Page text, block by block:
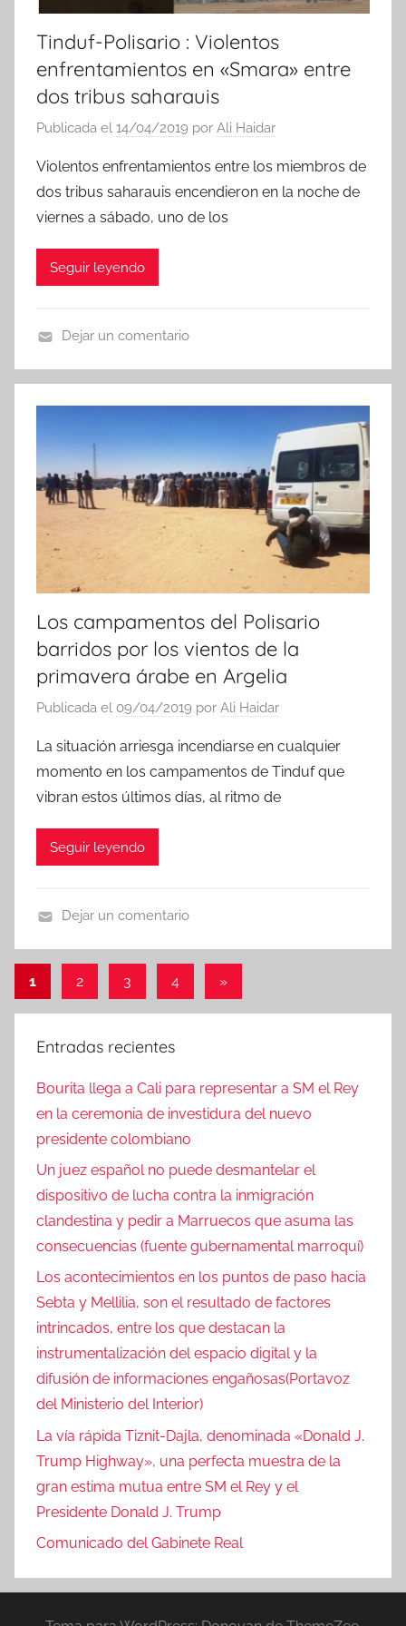
Tinduf-Polisario : Violentos
enfrentamientos en «Smara» entre
dos tribus saharauis
Publicada el 14/04/2019 por Ali Haidar
Violentos enfrentamientos entre los miembros de
dos tribus saharauis encendieron en la noche de
viernes a sábado, uno de los
Seguir leyendo
o
t
c
i
Dejar un comentario
Los campamentos del Polisario
barridos por los vientos de la
primavera árabe en Argelia
Publicada el 09/04/2019 por Ali Haidar
La situación arriesga incendiarse en cualquier
momento en los campamentos de Tinduf que
vibran estos últimos días, al ritmo de
Seguir leyendo
o
i
i
a
Dejar un comentario
Paginación
de
entradas
1 2 3 4
Entradas
»
Entradas recientes
Bourita llega a Cali para representar a SM el Rey
en la ceremonia de investidura del nuevo
presidente colombiano
Un juez español no puede desmantelar el
dispositivo de lucha contra la inmigración
clandestina y pedir a Marruecos que asuma las
consecuencias (fuente gubernamental marroquí)
Los acontecimientos en los puntos de paso hacia
Sebta y Mellilia, son el resultado de factores
intrincados, entre los que destacan la
instrumentalización del espacio digital y la
difusión de informaciones engañosas(Portavoz
del Ministerio del Interior)
La vía rápida Tiznit-Dajla, denominada «Donald J.
Trump Highway», una perfecta muestra de la
gran estima mutua entre SM el Rey y el
Presidente Donald J. Trump
Comunicado del Gabinete Real